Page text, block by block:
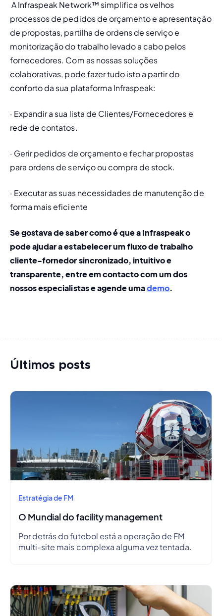
A Infraspeak Network™ simplifica os velhos
processos de pedidos de orçamento e apresentação
de propostas, partilha de ordens de serviço e
monitorização do trabalho levado a cabo pelos
fornecedores. Com as nossas soluções
colaborativas, pode fazer tudo isto a partir do
conforto da sua plataforma Infraspeak:
· Expandir a sua lista de Clientes/Fornecedores e
rede de contatos.
· Gerir pedidos de orçamento e fechar propostas
para ordens de serviço ou compra de stock.
· Executar as suas necessidades de manutenção de
forma mais eficiente
Se gostava de saber como é que a Infraspeak o
pode ajudar a estabelecer um fluxo de trabalho
cliente-fornedor sincronizado, intuitivo e
transparente, entre em contacto com um dos
nossos especialistas e agende uma demo.
Últimos posts
Estratégia de FM
O Mundial do facility management
Por detrás do futebol está a operação de FM
multi-site mais complexa alguma vez tentada.